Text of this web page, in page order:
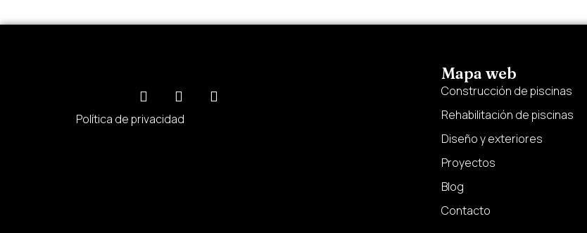
FacebookLinkedinInstagram
Política de privacidad
Mapa web
Construcción de piscinas
Rehabilitación de piscinas
Diseño y exteriores
Proyectos
Blog
Contacto